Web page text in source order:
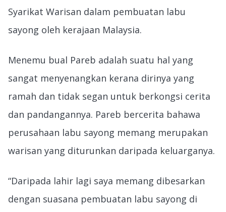
Syarikat Warisan dalam pembuatan labu
sayong oleh kerajaan Malaysia.
Menemu bual Pareb adalah suatu hal yang
sangat menyenangkan kerana dirinya yang
ramah dan tidak segan untuk berkongsi cerita
dan pandangannya. Pareb bercerita bahawa
perusahaan labu sayong memang merupakan
warisan yang diturunkan daripada keluarganya.
“Daripada lahir lagi saya memang dibesarkan
dengan suasana pembuatan labu sayong di